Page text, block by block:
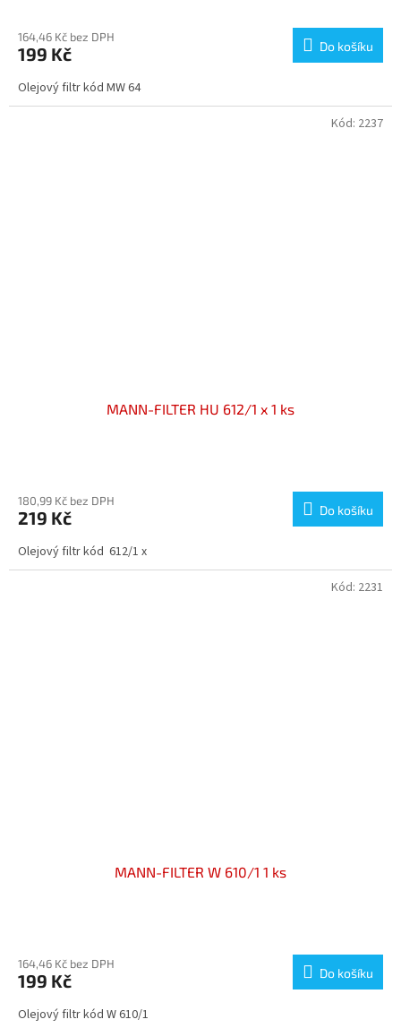
164,46 Kč bez DPH
199 Kč Do košíku
Olejový filtr kód MW 64
MANN-FILTER HU 612/1 x 1 ks
180,99 Kč bez DPH
219 Kč Do košíku
Olejový filtr kód 612/1 x
Kód: 2237
MANN-FILTER W 610/1 1 ks
164,46 Kč bez DPH
199 Kč Do košíku
Olejový filtr kód W 610/1
Kód: 2231